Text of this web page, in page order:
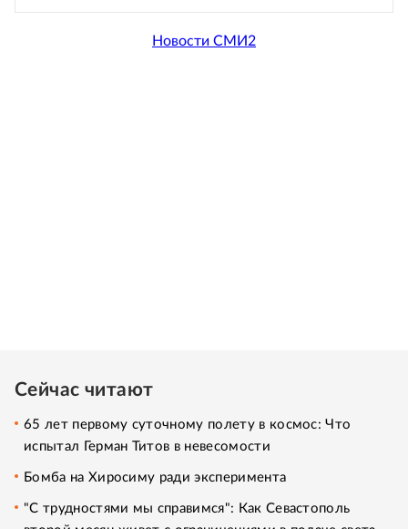
Новости СМИ2
Сейчас читают
65 лет первому суточному полету в космос: Что
испытал Герман Титов в невесомости
Бомба на Хиросиму ради эксперимента
"С трудностями мы справимся": Как Севастополь